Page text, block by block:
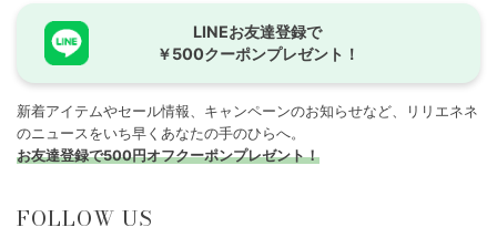
LINEお友達登録で
￥500クーポンプレゼント！
新着アイテムやセール情報、キャンペーンのお知らせなど、リリエネネ
のニュースをいち早くあなたの手のひらへ。
お友達登録で500円オフクーポンプレゼント！
FOLLOW US